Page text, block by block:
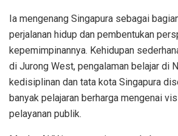
Ia mengenang Singapura sebagai
perjalanan hidup dan pembentukan
kepemimpinannya. Kehidupan
di Jurong West, pengalaman belajar di
kedisiplinan dan tata kota Singapura
banyak pelajaran berharga mengenai
pelayanan publik.